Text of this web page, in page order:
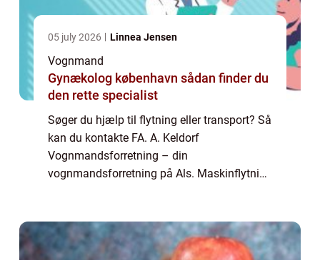
05 july 2026 Linnea Jensen
Vognmand
Gynækolog københavn sådan finder du
den rette specialist
Søger du hjælp til flytning eller transport? Så
kan du kontakte FA. A. Keldorf
Vognmandsforretning – din
vognmandsforretning på Als. Maskinflytning